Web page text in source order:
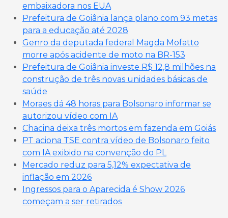
embaixadora nos EUA
Prefeitura de Goiânia lança plano com 93 metas
para a educação até 2028
Genro da deputada federal Magda Mofatto
morre após acidente de moto na BR-153
Prefeitura de Goiânia investe R$ 12,8 milhões na
construção de três novas unidades básicas de
saúde
Moraes dá 48 horas para Bolsonaro informar se
autorizou vídeo com IA
Chacina deixa três mortos em fazenda em Goiás
PT aciona TSE contra vídeo de Bolsonaro feito
com IA exibido na convenção do PL
Mercado reduz para 5,12% expectativa de
inflação em 2026
Ingressos para o Aparecida é Show 2026
começam a ser retirados